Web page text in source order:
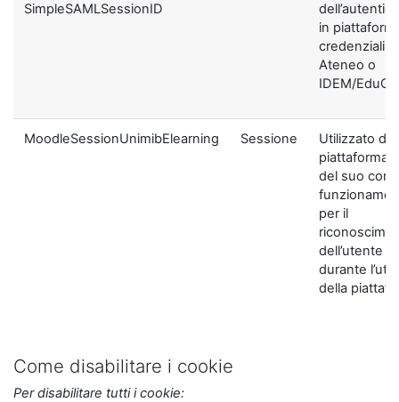
SimpleSAMLSessionID
in
credenziali di
Ateneo o
IDEM/
MoodleSessionUnimibElearning Sessione
Utilizzato
piattaforma
del suo
per il
dell’utente
durante
della
Come disabilitare i cookie
Per disabilitare tutti i cookie: